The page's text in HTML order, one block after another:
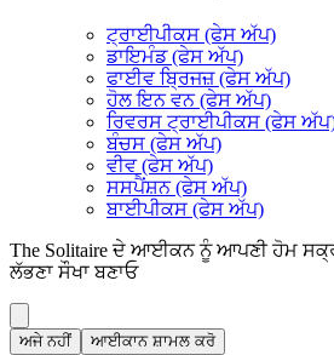
ਟ੍ਰਾਈਪੀਕਸ (ਫੇਸ ਅੱਪ)
ਡਾਇਮੰਡ (ਫੇਸ ਅੱਪ)
ਫਾਈਵ ਬ੍ਰਿਜਜ਼ (ਫੇਸ ਅੱਪ)
ਹੋਲ ਇਨ ਵਨ (ਫੇਸ ਅੱਪ)
ਰਿਵਰਸ ਟ੍ਰਾਈਪੀਕਸ (ਫੇਸ
ਬੰਚਸ (ਫੇਸ ਅੱਪ)
ਵੀਵ (ਫੇਸ ਅੱਪ)
ਸਸਪੈਂਸ਼ਨ (ਫੇਸ ਅੱਪ)
ਬਾਈਪੀਕਸ (ਫੇਸ ਅੱਪ)
The Solitaire ਦੇ ਆਈਕਨ ਨੂੰ ਆਪਣੀ ਹੋਮ
ਲੱਭਣਾ ਸੌਖਾ ਬਣਾਓ
ਅਜੇ ਨਹੀਂ ਆਈਕਾਨ ਸ਼ਾਮਲ ਕਰੋ